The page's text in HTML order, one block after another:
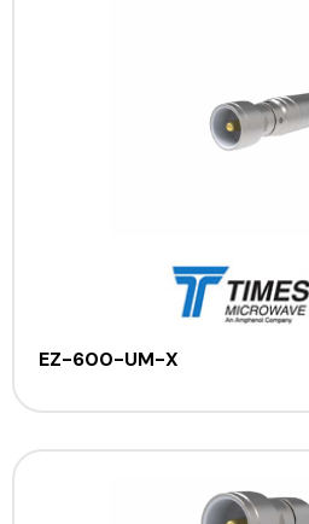
EZ-600-UM-X